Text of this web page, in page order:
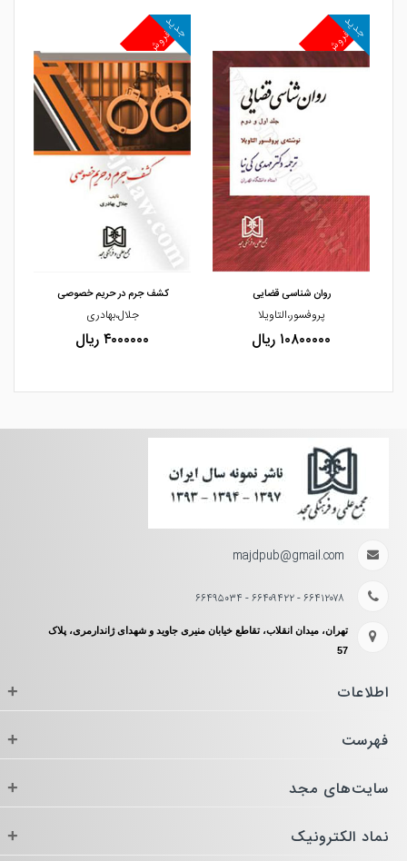
21. طبقهبندی شخصیت
24.مقایسه و ترکیب گونه‌شناسی چهارگانه با سایر طبقه‌بندی‌های
25.گونه‌شناسی چهارگانه و طبقه‌بندی شلدن، کرچمر، بقراط و جالینوس
Big-5
29. تیپ شخصیتی حسی‌ها (S)
32.تیپ شخصیتی فکری‌ها (T)
مشاهده و خرید
پرفروش
جدید
مشاهده و خرید
روان شناسی قضایی
پروفسور،التاویلا
۱۰۸۰۰۰۰۰ ریال
پرفروش
جدید
کشف جرم در حریم خصوصی
جلال،بهادری
۴۰۰۰۰۰۰ ریال
majdpub@gmail.com
۶۶۴۱۲۰۷۸ - ۶۶۴۰۹۴۲۲ - ۶۶۴۹۵۰۳۴
تهران، میدان انقلاب، تقاطع خیابان منیری جاوید و شهدای ژاندارمری، پلاک
57
اطلاعات +
فهرست +
سایت‌های مجد +
نماد الکترونیک +